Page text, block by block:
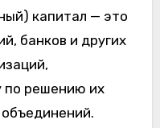
капитал — это
банков и других
по решению их